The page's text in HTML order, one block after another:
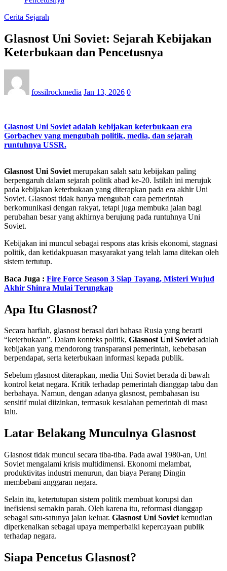
Cerita Sejarah
Glasnost Uni Soviet: Sejarah Kebijakan
Keterbukaan dan Pencetusnya
fossilrockmedia Jan 13, 2026 0
Glasnost Uni Soviet adalah kebijakan keterbukaan era
Gorbachev yang mengubah politik, media, dan sejarah
runtuhnya USSR.
Glasnost Uni Soviet merupakan salah satu kebijakan paling
berpengaruh dalam sejarah politik abad ke-20. Istilah ini merujuk
pada kebijakan keterbukaan yang diterapkan pada era akhir Uni
Soviet. Glasnost tidak hanya mengubah cara pemerintah
berkomunikasi dengan rakyat, tetapi juga membuka jalan bagi
perubahan besar yang akhirnya berujung pada runtuhnya Uni
Soviet.
Kebijakan ini muncul sebagai respons atas krisis ekonomi, stagnasi
politik, dan ketidakpuasan masyarakat yang telah lama ditekan oleh
sistem tertutup.
Baca Juga : Fire Force Season 3 Siap Tayang, Misteri Wujud
Akhir Shinra Mulai Terungkap
Apa Itu Glasnost?
Secara harfiah, glasnost berasal dari bahasa Rusia yang berarti
“keterbukaan”. Dalam konteks politik, Glasnost Uni Sovietadalah
kebijakan yang mendorong transparansi pemerintah, kebebasan
berpendapat, serta keterbukaan informasi kepada publik.
Sebelum glasnost diterapkan, media Uni Soviet berada di bawah
kontrol ketat negara. Kritik terhadap pemerintah dianggap tabu dan
berbahaya. Namun, dengan adanya glasnost, pembahasan isu
sensitif mulai diizinkan, termasuk kesalahan pemerintah di masa
lalu.
Latar Belakang Munculnya Glasnost
Glasnost tidak muncul secara tiba-tiba. Pada awal 1980-an, Uni
Soviet mengalami krisis multidimensi. Ekonomi melambat,
produktivitas industri menurun, dan biaya Perang Dingin
membebani anggaran negara.
Selain itu, ketertutupan sistem politik membuat korupsi dan
inefisiensi semakin parah. Oleh karena itu, reformasi dianggap
sebagai satu-satunya jalan keluar. Glasnost Uni Soviet kemudian
diperkenalkan sebagai upaya memperbaiki kepercayaan publik
terhadap negara.
Siapa Pencetus Glasnost?